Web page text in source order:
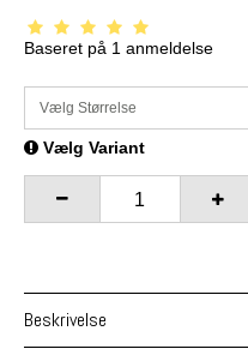
Baseret på 1 anmeldelse
Vælg Størrelse
Vælg Variant
Beskrivelse